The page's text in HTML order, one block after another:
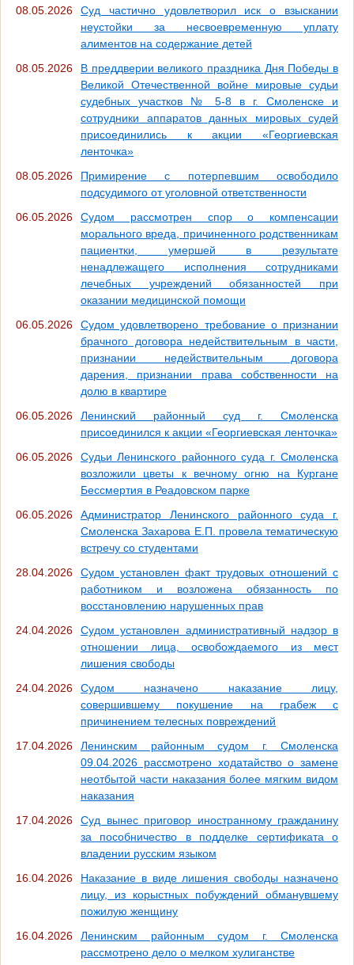
08.05.2026
Суд частично удовлетворил иск о взыскании
неустойки за несвоевременную уплату
алиментов на содержание детей
08.05.2026
В преддверии великого праздника Дня Победы в
Великой Отечественной войне мировые судьи
судебных участков № 5-8 в г. Смоленске и
сотрудники аппаратов данных мировых судей
присоединились к акции «Георгиевская
ленточка»
08.05.2026
Примирение с потерпевшим освободило
подсудимого от уголовной ответственности
06.05.2026
Судом рассмотрен спор о компенсации
морального вреда, причиненного родственникам
пациентки, умершей в результате
ненадлежащего исполнения сотрудниками
лечебных учреждений обязанностей при
оказании медицинской помощи
06.05.2026
Судом удовлетворено требование о признании
брачного договора недействительным в части,
признании недействительным договора
дарения, признании права собственности на
долю в квартире
06.05.2026
Ленинский районный суд г. Смоленска
присоединился к акции «Георгиевская ленточка»
06.05.2026
Судьи Ленинского районного суда г. Смоленска
возложили цветы к вечному огню на Кургане
Бессмертия в Реадовском парке
06.05.2026
Администратор Ленинского районного суда г.
Смоленска Захарова Е.П. провела тематическую
встречу со студентами
28.04.2026
Судом установлен факт трудовых отношений с
работником и возложена обязанность по
восстановлению нарушенных прав
24.04.2026
Судом установлен административный надзор в
отношении лица, освобождаемого из мест
лишения свободы
24.04.2026
Судом назначено наказание лицу,
совершившему покушение на грабеж с
причинением телесных повреждений
17.04.2026
Ленинским районным судом г. Смоленска
09.04.2026 рассмотрено ходатайство о замене
неотбытой части наказания более мягким видом
наказания
17.04.2026
Суд вынес приговор иностранному гражданину
за пособничество в подделке сертификата о
владении русским языком
16.04.2026
Наказание в виде лишения свободы назначено
лицу, из корыстных побуждений обманувшему
пожилую женщину
16.04.2026
Ленинским районным судом г. Смоленска
рассмотрено дело о мелком хулиганстве